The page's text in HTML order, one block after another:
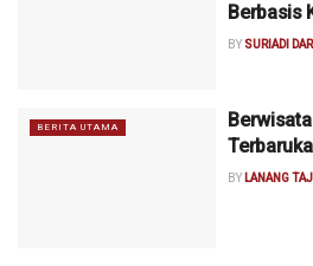
Berbasis
BYSURIADI
BERITA UTAMA
BY LANANG TAJI